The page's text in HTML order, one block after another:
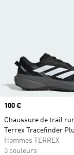
Prix
100 €
Chaussure de trail
Terrex Tracefinder
Hommes TERREX
3 couleurs